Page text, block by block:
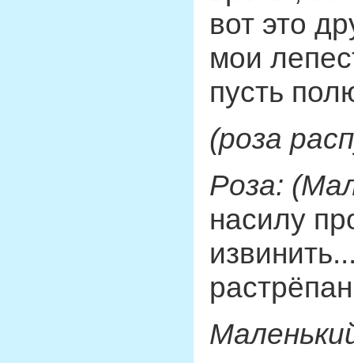
вот это
мои
пусть
(роза
Роза:
насилу